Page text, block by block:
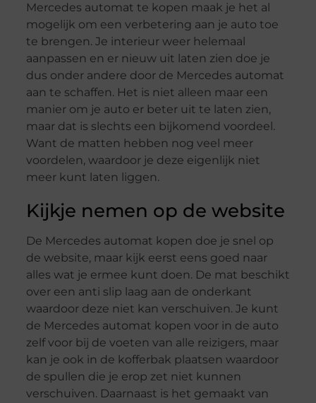
Mercedes automat te kopen maak je het al
mogelijk om een verbetering aan je auto toe
te brengen. Je interieur weer helemaal
aanpassen en er nieuw uit laten zien doe je
dus onder andere door de Mercedes automat
aan te schaffen. Het is niet alleen maar een
manier om je auto er beter uit te laten zien,
maar dat is slechts een bijkomend voordeel.
Want de matten hebben nog veel meer
voordelen, waardoor je deze eigenlijk niet
meer kunt laten liggen.
Kijkje nemen op de website
De Mercedes automat kopen doe je snel op
de website, maar kijk eerst eens goed naar
alles wat je ermee kunt doen. De mat beschikt
over een anti slip laag aan de onderkant
waardoor deze niet kan verschuiven. Je kunt
de Mercedes automat kopen voor in de auto
zelf voor bij de voeten van alle reizigers, maar
kan je ook in de kofferbak plaatsen waardoor
de spullen die je erop zet niet kunnen
verschuiven. Daarnaast is het gemaakt van